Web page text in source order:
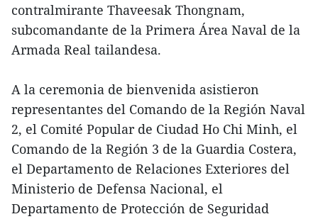
contralmirante Thaveesak Thongnam,
subcomandante de la Primera Área Naval de la
Armada Real tailandesa.
A la ceremonia de bienvenida asistieron
representantes del Comando de la Región Naval
2, el Comité Popular de Ciudad Ho Chi Minh, el
Comando de la Región 3 de la Guardia Costera,
el Departamento de Relaciones Exteriores del
Ministerio de Defensa Nacional, el
Departamento de Protección de Seguridad